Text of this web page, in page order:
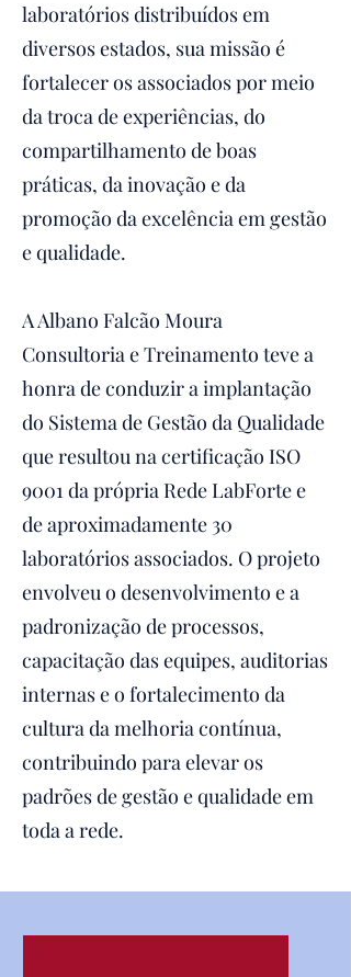
laboratórios distribuídos em
diversos estados, sua missão é
fortalecer os associados por meio
da troca de experiências, do
compartilhamento de boas
práticas, da inovação e da
promoção da excelência em gestão
e qualidade.
A Albano Falcão Moura
Consultoria e Treinamento teve a
honra de conduzir a implantação
do Sistema de Gestão da Qualidade
que resultou na certificação ISO
9001 da própria Rede LabForte e
de aproximadamente 30
laboratórios associados. O projeto
envolveu o desenvolvimento e a
padronização de processos,
capacitação das equipes, auditorias
internas e o fortalecimento da
cultura da melhoria contínua,
contribuindo para elevar os
padrões de gestão e qualidade em
toda a rede.